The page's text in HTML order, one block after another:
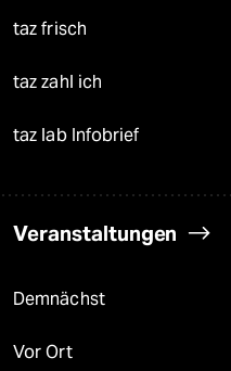
taz frisch
taz zahl ich
taz lab Infobrief
Veranstaltungen
Demnächst
Vor Ort